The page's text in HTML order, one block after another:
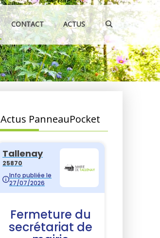
CONTACT ACTUS
Actus PanneauPocket